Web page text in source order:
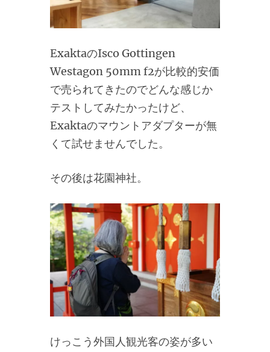
ExaktaのIsco Gottingen
Westagon 50mm f2が比較的安価
で売られてきたのでどんな感じか
テストしてみたかったけど、
Exaktaのマウントアダプターが無
くて試せませんでした。
その後は花園神社。
けっこう外国人観光客の姿が多い